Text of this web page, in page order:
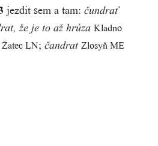
jezdit sem a tam: čundrať
že je to až hrúza Kladno
Žatec LN; čandrat Zlosyň ME